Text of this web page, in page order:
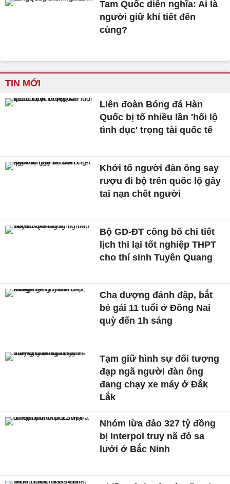
Tam Quốc diễn nghĩa: Ai là
người giữ khí tiết đến
cùng?
TIN MỚI
Liên đoàn Bóng đá Hàn
Quốc bị tố nhiều lần 'hối lộ
tình dục' trọng tài quốc tế
Khởi tố người đàn ông say
rượu đi bộ trên quốc lộ gây
tai nạn chết người
Bộ GD-ĐT công bố chi tiết
lịch thi lại tốt nghiệp THPT
cho thí sinh Tuyên Quang
Cha dượng đánh đập, bắt
bé gái 11 tuổi ở Đồng Nai
quỳ đến 1h sáng
Tạm giữ hình sự đối tượng
đạp ngã người đàn ông
đang chạy xe máy ở Đắk
Lắk
Nhóm lừa đảo 327 tỷ đồng
bị Interpol truy nã đỏ sa
lưới ở Bắc Ninh